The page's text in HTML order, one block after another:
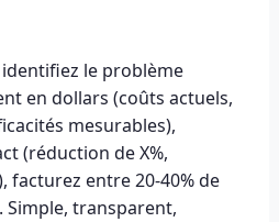
identifiez le problème
en dollars (coûts actuels,
mesurables),
(réduction de X%,
facturez entre 20-40% de
Simple, transparent,